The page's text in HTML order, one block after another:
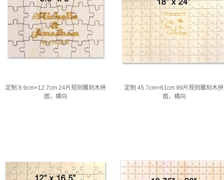
定制 8.9cm×12.7cm 24片规则雕刻木拼
图，横向
定制 45.7cm×61cm 99片规则雕刻木拼
图，横向